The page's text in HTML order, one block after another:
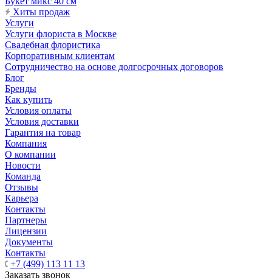
Хиты продаж
Услуги
Услуги флориста в Москве
Свадебная флористика
Корпоративным клиентам
Сотрудничество на основе долгосрочных договоров
Блог
Бренды
Как купить
Условия оплаты
Условия доставки
Гарантия на товар
Компания
О компании
Новости
Команда
Отзывы
Карьера
Контакты
Партнеры
Лицензии
Документы
Контакты
+7 (499) 113 11 13
Заказать звонок